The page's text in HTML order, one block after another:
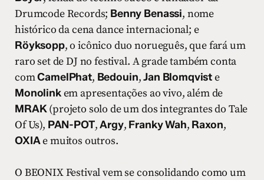
Drumcode Records; Benny Benassi, nome
histórico da cena dance internacional; e
Röyksopp, o icônico duo norueguês, que fará um
raro set de DJ no festival. A grade também conta
comCamelPhat, Bedouin,Jan Blomqviste
Monolinkem apresentações ao vivo, além de
MRAK(projeto solo de um dos integrantes do Tale
Of Us), PAN-POT,Argy, Franky Wah, Raxon,
OXIAe muitos outros.
O BEONIX Festival vem se consolidando como um